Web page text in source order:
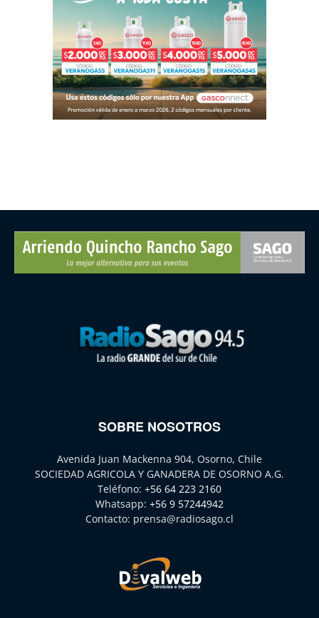
SOBRE NOSOTROS
Avenida Juan Mackenna 904, Osorno, Chile
SOCIEDAD AGRICOLA Y GANADERA DE OSORNO A.G.
Teléfono: +56 64 223 2160
Whatsapp: +56 9 57244942
Contacto: prensa@radiosago.cl